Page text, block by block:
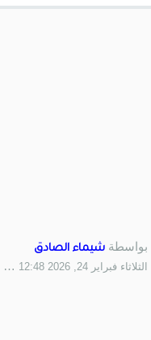
بواسطة شيماء الصادق
الثلاثاء فبراير 24, 2026 12:48 am